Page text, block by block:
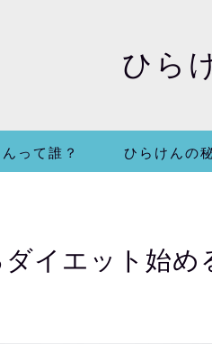
ひら
って誰？ ひらけんの
イエット始め